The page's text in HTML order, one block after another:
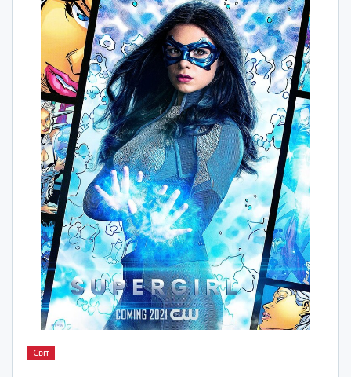
Світ